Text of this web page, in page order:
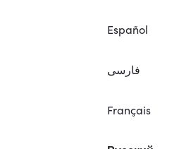
Español
فارسی
Français